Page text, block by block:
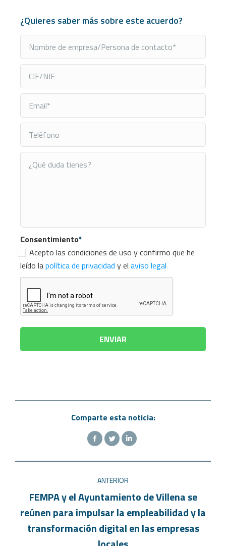
¿Quieres saber más sobre este acuerdo?
Consentimiento*
Acepto las condiciones de uso y confirmo que he
leído lapolítica de privacidad y el aviso legal
Comparte esta noticia:
ANTERIOR
FEMPA y el Ayuntamiento de Villena se
reúnen para impulsar la empleabilidad y la
transformación digital en las empresas